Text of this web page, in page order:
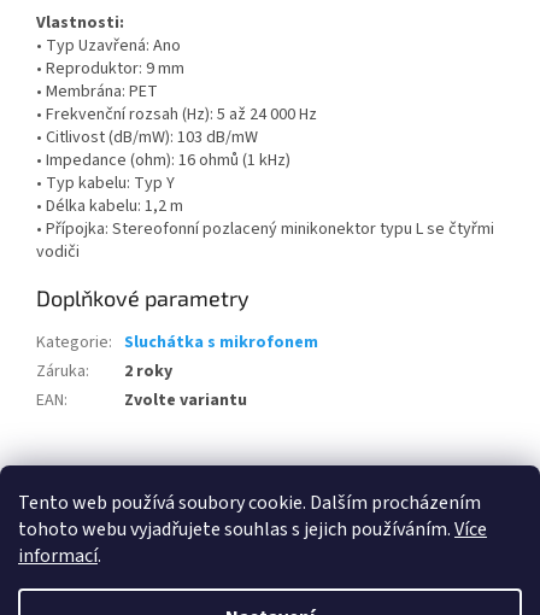
Tento web používá soubory cookie. Dalším procházením
tohoto webu vyjadřujete souhlas s jejich používáním.Více
informací.
Vlastnosti:
• Typ Uzavřená: Ano
• Reproduktor: 9 mm
• Membrána: PET
• Frekvenční rozsah (Hz): 5 až 24 000 Hz
• Citlivost (dB/mW): 103 dB/mW
• Impedance (ohm): 16 ohmů (1 kHz)
• Typ kabelu: Typ Y
• Délka kabelu: 1,2 m
• Přípojka: Stereofonní pozlacený minikonektor typu L se čtyřmi
vodiči
Doplňkové parametry
Kategorie: Sluchátka s mikrofonem
Záruka:
2 roky
EAN: Zvolte variantu
Z
100 % zákazníků Heureka.cz nás doporučuje! Zboží.cz Firmy.cz